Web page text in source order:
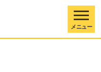
メニュー